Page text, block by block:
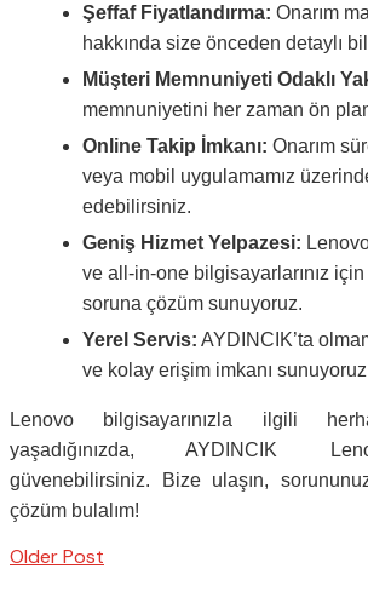
Şeffaf Fiyatlandırma: Onarım
hakkında size önceden detaylı
Müşteri Memnuniyeti Odaklı
memnuniyetini her zaman ön
Online Takip İmkanı: Onarım
veya mobil uygulamamız
edebilirsiniz.
Geniş Hizmet Yelpazesi:
ve all-in-one bilgisayarlarınız
soruna çözüm sunuyoruz.
Yerel Servis: AYDINCIK’ta
ve kolay erişim imkanı
Lenovo bilgisayarınızla ilgili
yaşadığınızda, AYDINCIK
güvenebilirsiniz. Bize ulaşın,
çözüm bulalım!
Older Post